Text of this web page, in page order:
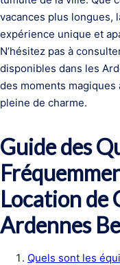
vacances plus longues,
expérience unique et
N’hésitez pas à
disponibles dans les
des moments
pleine de charme.
Guide des
Location de
Ardennes
Quels sont les